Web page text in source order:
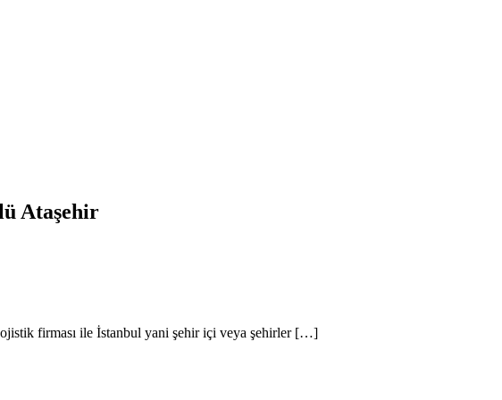
| İstanbul Nakliyat
Ataşehir
firması ile İstanbul yani şehir içi veya şehirler […]